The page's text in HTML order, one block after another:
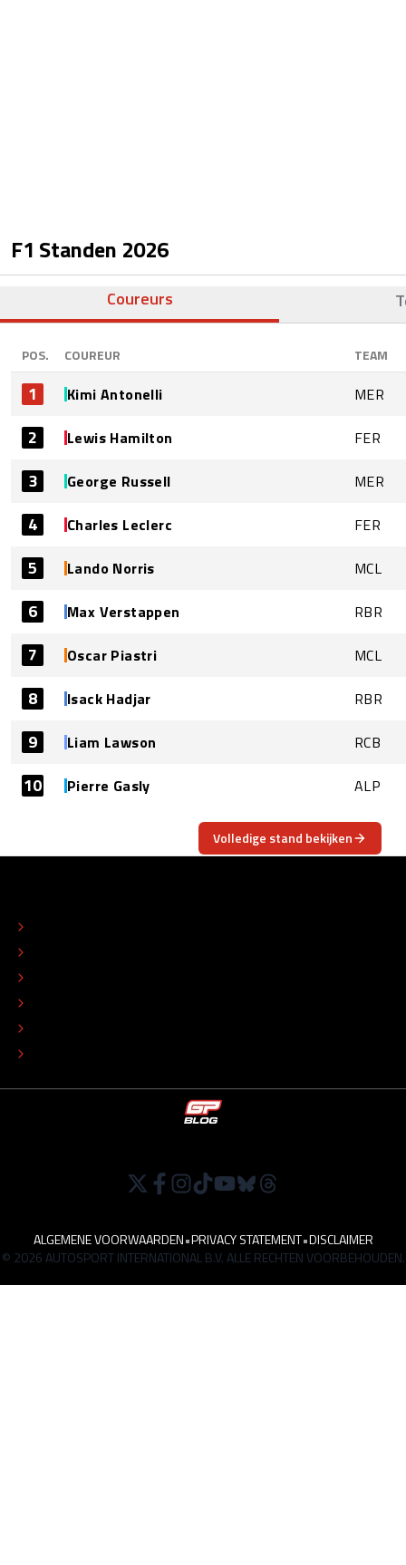
F1 Standen 2026
Coureurs
POS. COUREUR TEAM
1 Kimi Antonelli MER
2 Lewis Hamilton FER
3 George Russell MER
4 Charles Leclerc FER
5 Lando Norris MCL
6 Max Verstappen RBR
7 Oscar Piastri MCL
8 Isack Hadjar RBR
9 Liam Lawson RCB
10 Pierre Gasly ALP
Volledige stand bekijken
ALGEMENE VOORWAARDEN•PRIVACY STATEMENT•DISCLAIMER
© 2026 AUTOSPORT INTERNATIONAL B.V. ALLE RECHTEN VOORBEHOUDEN.